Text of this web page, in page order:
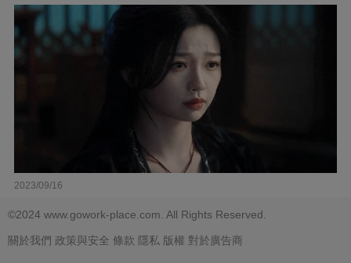
2023/09/16
©2024 www.gowork-place.com. All Rights Reserved.
關於我們 政策與安全 條款 隱私 版權 對於廣告商